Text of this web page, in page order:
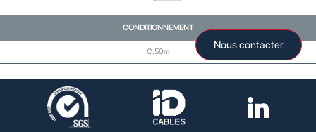
CONDITIONNEMENT
C.50m
Nous contacter